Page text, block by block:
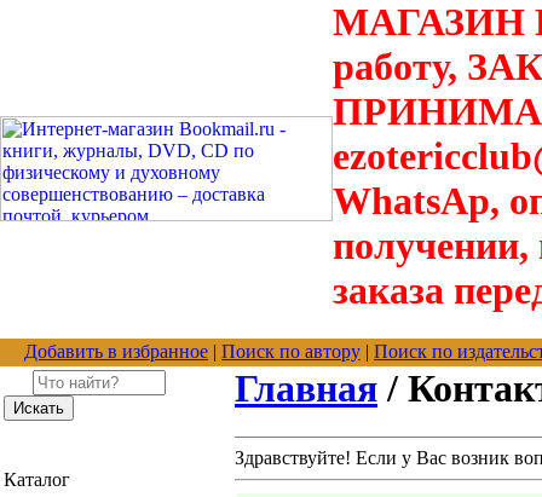
МАГАЗИН
работу,
WhatsAp,
получении,
заказа
Добавить в избранное | Поиск по автору | Поиск по
Каталог
Главная /
Здравствуйте! Если у Вас возник